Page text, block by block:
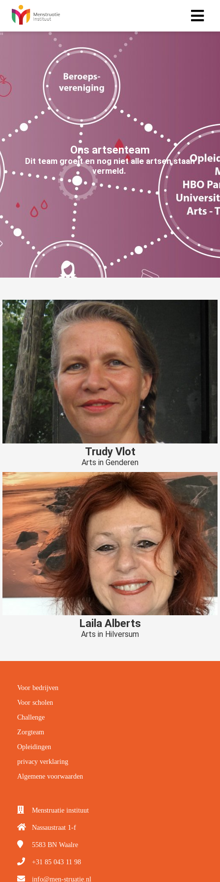
Ons artsenteam
Dit team groeit en nog niet alle artsen staan
vermeld.
Trudy Vlot
Arts in Genderen
Laila Alberts
Arts in Hilversum
Voor bedrijven
Voor scholen
Challenge
Zorgteam
Opleidingen
privacy verklaring
Algemene voorwaarden
Menstruatie instituut
Nassaustraat 1-f
5583 BN Waalre
+31 85 043 11 98
info@men-struatie.nl